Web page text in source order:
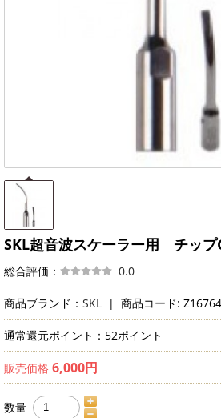
SKL超音波スケーラー用 チップ
総合評価： 0.0
商品ブランド： SKL | 商品コード:
通常還元ポイント：52ポイント
販売価格 6,000円
数量